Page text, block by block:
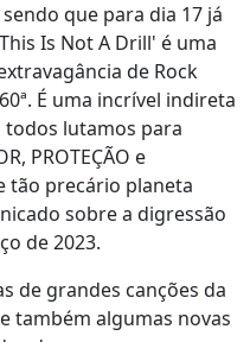
sendo que para dia 17 já
Is Not A Drill' é uma
de Rock
É uma incrível indireta
lutamos para
PROTEÇÃO e
tão precário planeta
sobre a digressão
de 2023.
de grandes canções da
também algumas novas